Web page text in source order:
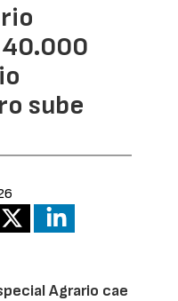
sube
Agrario cae